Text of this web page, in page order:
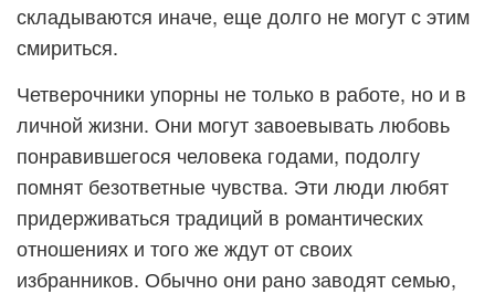
складываются иначе, еще долго не могут с этим
смириться.
Четверочники упорны не только в работе, но и в
личной жизни. Они могут завоевывать любовь
понравившегося человека годами, подолгу
помнят безответные чувства. Эти люди любят
придерживаться традиций в романтических
отношениях и того же ждут от своих
избранников. Обычно они рано заводят семью,